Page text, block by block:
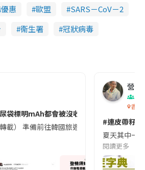
惠 歐盟
SARS－CoV－2
衞生署 冠狀病毒
袋標明mAh都會被沒收😱出發前切記檢查
轉載） 準備前往韓國旅遊的民眾，近期要
營養
香港
#連皮帶籽
夏天其中一
閱讀更多